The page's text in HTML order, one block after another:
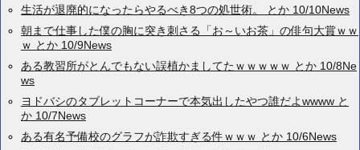
生活が退廃的になったらやるべき8つの処世術。 とか 10/10News
朝まで仕事した僕の胸に突き刺さる「お～いお茶」の俳句大賞ｗｗ
ｗ とか 10/9News
ある教習所がとんでもない誤植かましてたｗｗｗｗｗ とか 10/8Ne
ws
ヨドバシのタブレットコーナーで本気出したやつ誰だよwwww と
か 10/7News
ある有名予備校のグラフが詐欺すぎる件ｗｗｗ とか 10/6News